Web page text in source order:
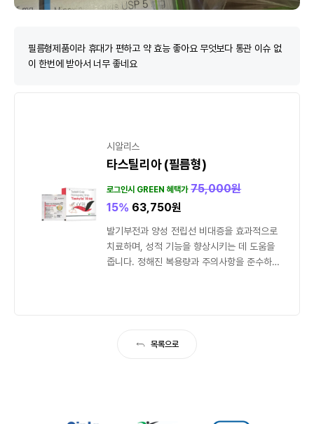
필름형제품이라 휴대가 편하고 약 효능 좋아요 무엇보다 통관 이슈 없
이 한번에 받아서 너무 좋네요
시알리스
타스틸리아 (필름형)
로그인시 GREEN 혜택가 75,000원
15% 63,750원
발기부전과 양성 전립선 비대증을 효과적으로
치료하며, 성적 기능을 향상시키는 데 도움을
줍니다. 정해진 복용량과 주의사항을 준수하여
목록으로